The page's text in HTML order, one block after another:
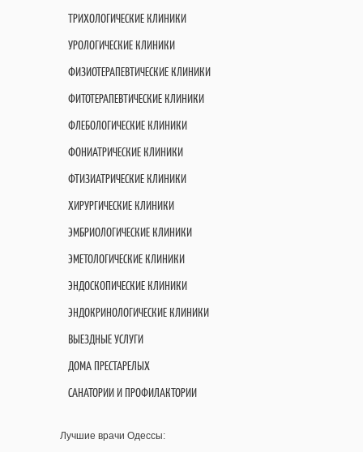
ТРИХОЛОГИЧЕСКИЕ КЛИНИКИ
УРОЛОГИЧЕСКИЕ КЛИНИКИ
ФИЗИОТЕРАПЕВТИЧЕСКИЕ КЛИНИКИ
ФИТОТЕРАПЕВТИЧЕСКИЕ КЛИНИКИ
ФЛЕБОЛОГИЧЕСКИЕ КЛИНИКИ
ФОНИАТРИЧЕСКИЕ КЛИНИКИ
ФТИЗИАТРИЧЕСКИЕ КЛИНИКИ
ХИРУРГИЧЕСКИЕ КЛИНИКИ
ЭМБРИОЛОГИЧЕСКИЕ КЛИНИКИ
ЭМЕТОЛОГИЧЕСКИЕ КЛИНИКИ
ЭНДОСКОПИЧЕСКИЕ КЛИНИКИ
ЭНДОКРИНОЛОГИЧЕСКИЕ КЛИНИКИ
ВЫЕЗДНЫЕ УСЛУГИ
ДОМА ПРЕСТАРЕЛЫХ
САНАТОРИИ И ПРОФИЛАКТОРИИ
Лучшие врачи Одессы: